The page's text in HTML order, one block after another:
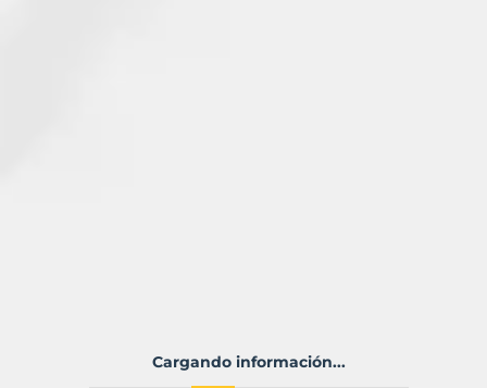
Cargando información...